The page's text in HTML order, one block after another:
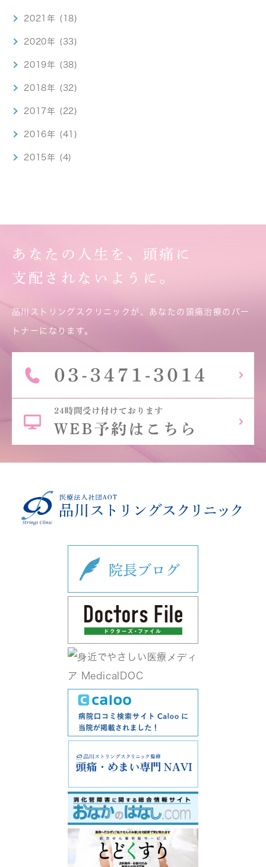
2021年 (18)
2020年 (33)
2019年 (38)
2018年 (32)
2017年 (22)
2016年 (41)
2015年 (4)
あなたの人生を、頭痛に
支配されないように。
品川ストリングスクリニックが、あなたの頭痛治療のパー
トナーになります。